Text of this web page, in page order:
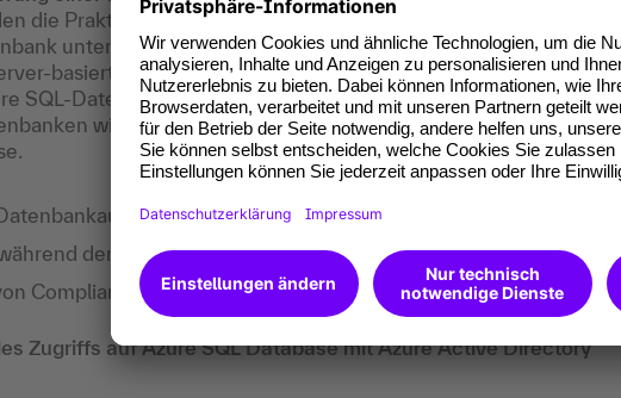
die Praktiken zur Sicherung deiner SQL Server-Datenbank sowie
untersucht. Dies beinhaltet einen Überblick über die
basierten Optionen sowie die verschiedenen Azure-Optionen
SQL-Datenbank. Die Teilnehmer:innen lernen, warum Sicherheit
wichtig ist, und erklären die Authentifizierungsoptionen
und -autorisierung
der Übertragung und im Ruhezustand
Compliance-Kontrollen für sensible Daten
Zugriffs auf Azure SQL Database mit Azure Active Directory